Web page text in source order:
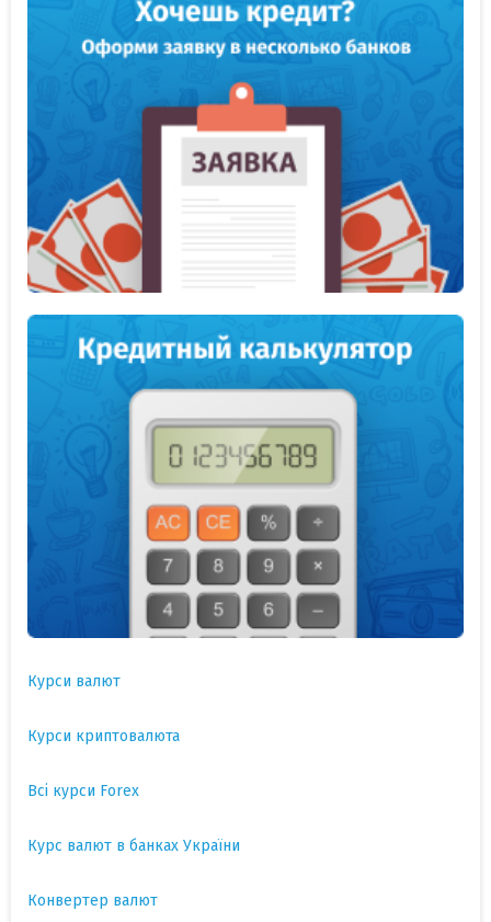
Курси валют
Курси криптовалюта
Всі курси Forex
Курс валют в банках України
Конвертер валют